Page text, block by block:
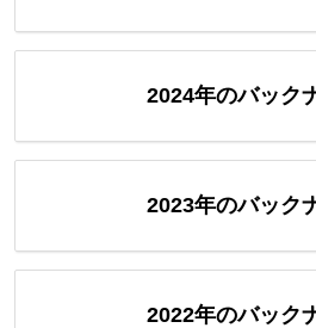
2024年のバック
2023年のバック
2022年のバック